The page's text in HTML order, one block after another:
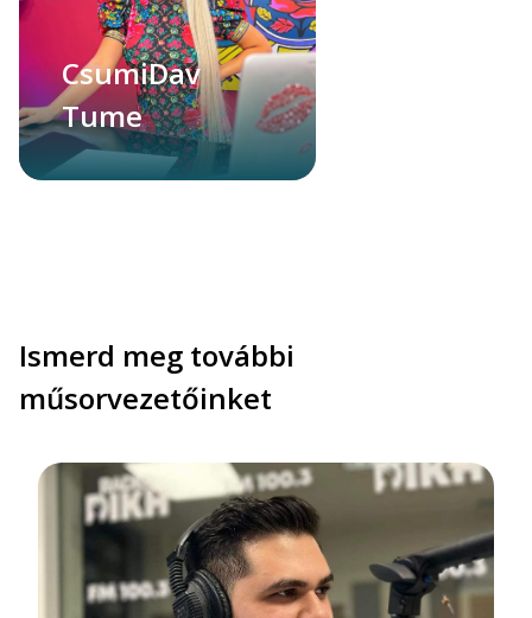
CsumiDav
Tume
Ismerd meg további
műsorvezetőinket